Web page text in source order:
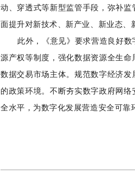
动、穿透式等新型监管手段，弥补
面提升对新技术、新产业、新业态、
此外，《意见》要求营造良好
源产权等制度，强化数据资源全生
数据交易市场主体。规范数字经济
的政策环境。不断夯实数字政府网
全水平，为数字化发展营造安全可